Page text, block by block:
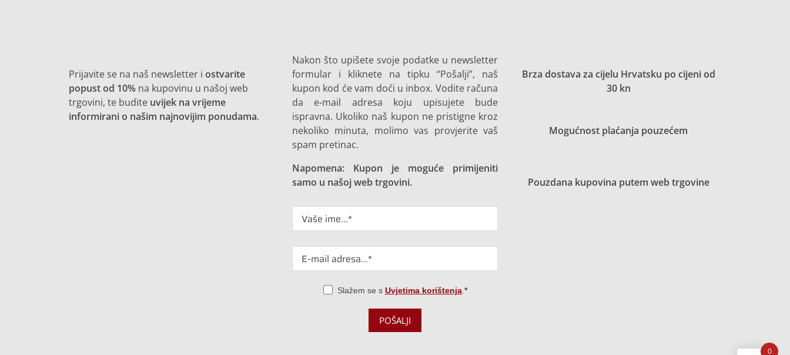
Prijavite se na naš newsletter i ostvarite
popust od 10% na kupovinu u našoj web
trgovini, te budite uvijek na vrijeme
informirani o našim najnovijim ponudama.
Nakon što upišete svoje podatke u newsletter
formular i kliknete na tipku “Pošalji”, naš
kupon kod će vam doći u inbox. Vodite računa
da e-mail adresa koju upisujete bude
ispravna. Ukoliko naš kupon ne pristigne kroz
nekoliko minuta, molimo vas provjerite vaš
spam pretinac.
Napomena: Kupon je moguće primijeniti
samo u našoj web trgovini.
Slažem se s Uvjetima korištenja.
POŠALJI
Brza dostava za cijelu Hrvatsku po cijeni od
30 kn
Mogućnost plaćanja pouzećem
Pouzdana kupovina putem web trgovine
0